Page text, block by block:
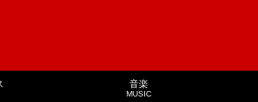
音楽
MUSIC